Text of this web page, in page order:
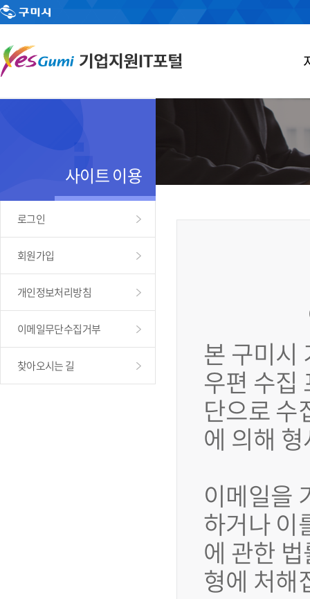
사이트 이용
로그인
회원가입
개인정보처리방침
이메일무단수집거부
찾아오시는 길 본 구미시
우편 수집
단으로 수
에 의해
이메일을
하거나 이
에 관한
형에 처해